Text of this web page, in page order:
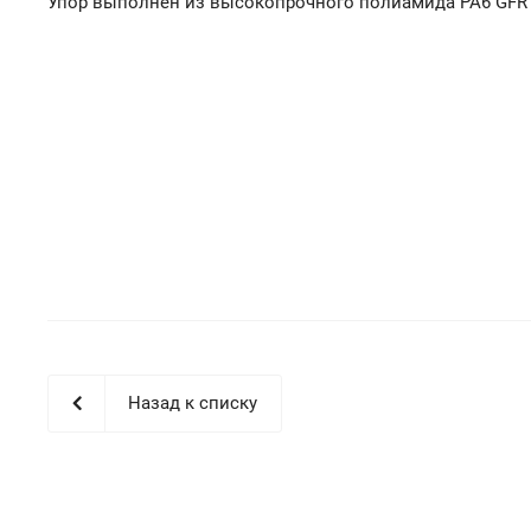
Назад к списку